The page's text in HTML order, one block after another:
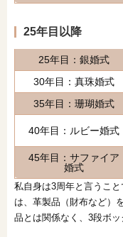
25年目以降
25年目：銀婚式
30年目：真珠婚式
35年目：珊瑚婚式
40年目：ルビー婚式
45年目：サファイア
婚式
私自身は3周年と言うこ
は、革製品（財布など）
品とは関係なく、3段ボッ